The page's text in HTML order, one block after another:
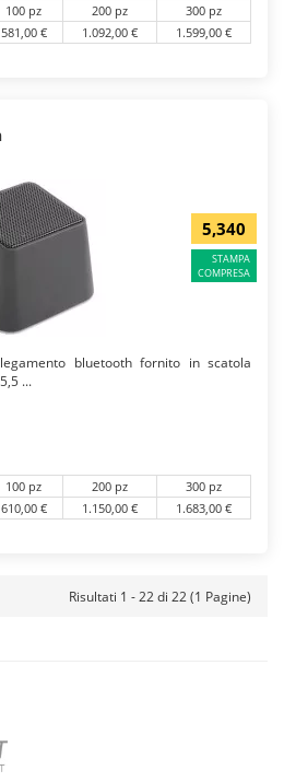
100 pz 200 pz
300 pz
581,00 € 1.092,00 € 1.599,00 €
5,340
STAMPA
COMPRESA
bluetooth fornito in scatola
...
100 pz 200 pz
300 pz
610,00 € 1.150,00 € 1.683,00 €
Risultati 1 - 22 di 22 (1 Pagine)